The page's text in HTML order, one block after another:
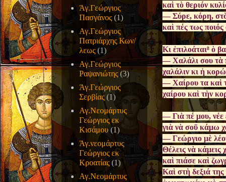
καὶ τὸ θεριόν
— Σύρε, κόρη, στὸ
καὶ πές τως
Κι ἐπιλοάται⁸ ὁ
— Χαλάλι σου τὰ
χαλάλιν κι ἡ
— Χαίρου τα καὶ
χαίρου καὶ τὴν
— Γιὰ πέ μου, νέε
γιὰ νὰ σοῦ κάμω
— Γεώργιο μὲ
Θέλεις νὰ κάμεις
καὶ πιάσε καὶ
Καὶ στὴ δεξιά
Άγ.Γεώργιος
Πασγάνος (1)
Αγ.Γεώργιος
Πατριάρχης Κων/
λεως (1)
Αγ.Γεώργιος
Ραψανιώτης (3)
Άγ.Γεώργιος
Σερβίας (1)
Αγ.Νεομάρτυς
Γεώργιος εκ
Κισάμου (1)
Άγ.νεομάρτυς
Γεώργιος εκ
Κροατίας (1)
Αγ.Νεομάρτυς